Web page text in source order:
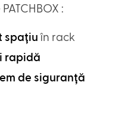
:
spațiu în rack
rapidă
de siguranță